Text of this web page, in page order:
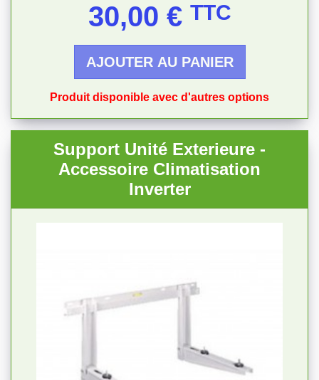
30,00 € TTC
AJOUTER AU PANIER
Produit disponible avec d'autres options
Support Unité Exterieure -
Accessoire Climatisation
Inverter